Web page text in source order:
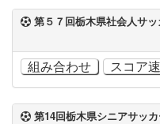
第５７回栃木県社会人サ
組み合わせ スコア
第14回栃木県シニアサッ